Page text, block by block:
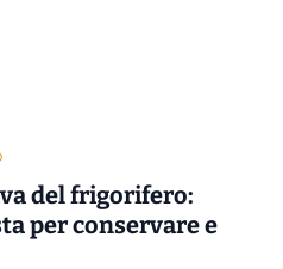
del frigorifero:
per conservare e